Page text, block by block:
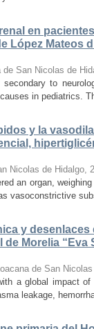
en
López Mateos
San Nicolas de
to
in pediatrics.
y la
Nicolas de Hidalgo,
an organ,
vasoconstrictive
y desenlaces
Morelia “Eva
de San
a global impact
leakage,